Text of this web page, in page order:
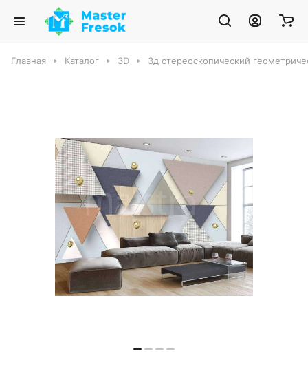
Главная Каталог 3D 3д стереоскопический